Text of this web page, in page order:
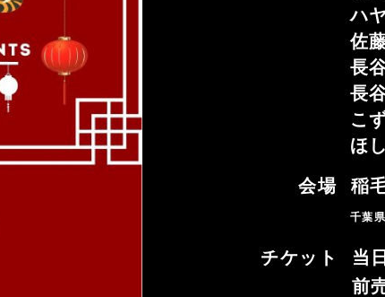
ハ
佐
長
長
こ
ほ
会場 稲
千葉
チケット 当
前